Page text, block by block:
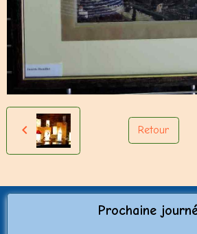
Retour
Prochaine